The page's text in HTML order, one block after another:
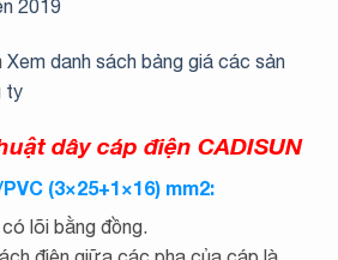
2019
Xem danh sách bảng giá các sản
ty
dây cáp điện CADISUN
(3×25+1×16) mm2:
lõi bằng đồng.